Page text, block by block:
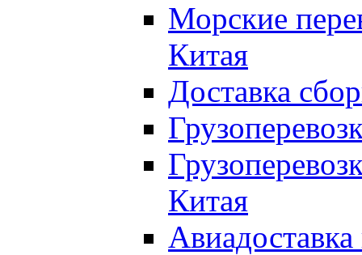
Морские
Китая
Доставка
Китая